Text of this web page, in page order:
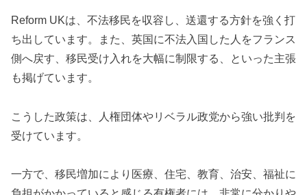
Reform UKは、不法移民を収容し、送還する方針を強く打
ち出しています。また、英国に不法入国した人をフランス
側へ戻す、移民受け入れを大幅に制限する、といった主張
も掲げています。
こうした政策は、人権団体やリベラル政党から強い批判を
受けています。
一方で、移民増加により医療、住宅、教育、治安、福祉に